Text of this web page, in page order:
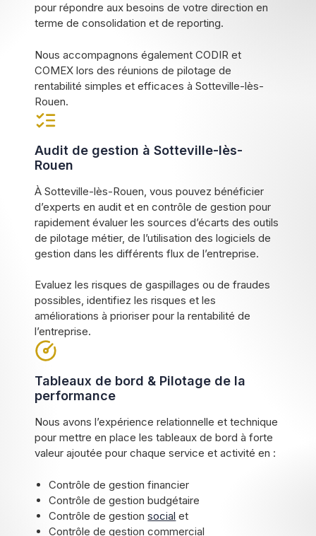
pour répondre aux besoins de votre direction en
terme de consolidation et de reporting.
Nous accompagnons également CODIR et
COMEX lors des réunions de pilotage de
rentabilité simples et efficaces à Sotteville-lès-
Rouen.
Audit de gestion à Sotteville-lès-
Rouen
À Sotteville-lès-Rouen, vous pouvez bénéficier
d’experts en audit et en contrôle de gestion pour
rapidement évaluer les sources d’écarts des outils
de pilotage métier, de l’utilisation des logiciels de
gestion dans les différents flux de l’entreprise.
Evaluez les risques de gaspillages ou de fraudes
possibles, identifiez les risques et les
améliorations à prioriser pour la rentabilité de
l’entreprise.
Tableaux de bord & Pilotage de la
performance
Nous avons l’expérience relationnelle et technique
pour mettre en place les tableaux de bord à forte
valeur ajoutée pour chaque service et activité en :
Contrôle de gestion financier
Contrôle de gestion budgétaire
Contrôle de gestionsocial et
Contrôle de gestion commercial